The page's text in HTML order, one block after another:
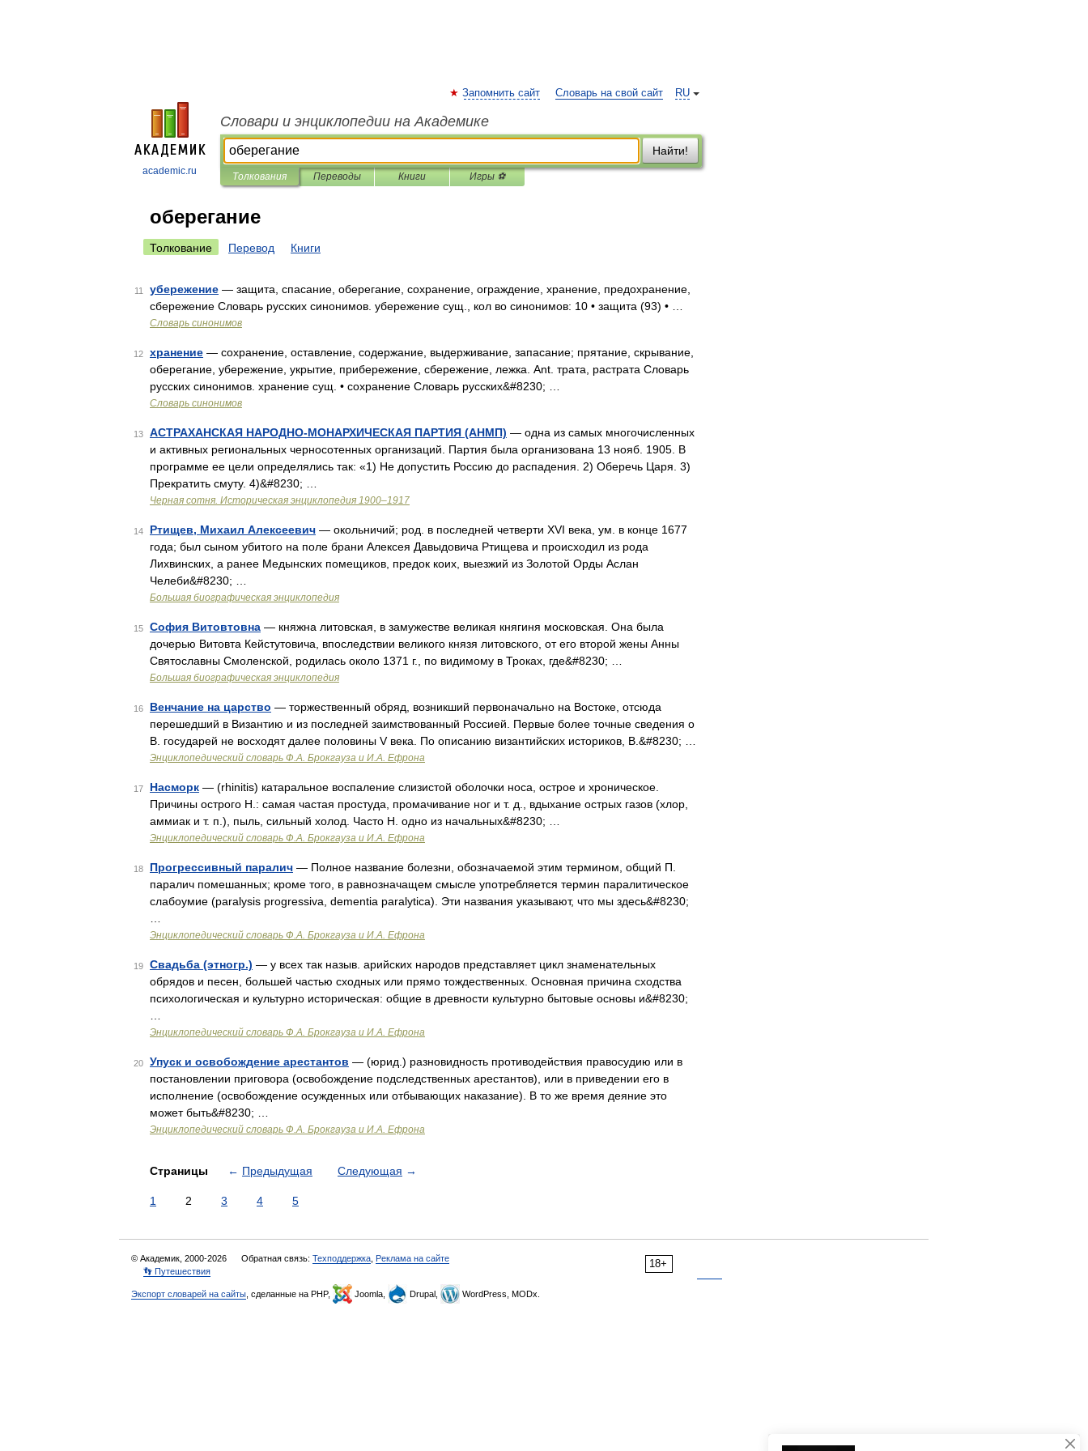
academic.ru
RU
Запомнить сайт Словарь на свой сайт
Словари и энциклопедии на Академике
Найти!
Толкования Переводы Книги Игры ⚽
оберегание
Толкование Перевод Книги
11 убережение — защита, спасание, оберегание, сохранение, ограждение, хранение, предохранение,
сбережение Словарь русских синонимов. убережение сущ., кол во синонимов: 10 • защита (93) • …
Словарь синонимов
12 хранение — сохранение, оставление, содержание, выдерживание, запасание; прятание, скрывание,
оберегание, убережение, укрытие, прибережение, сбережение, лежка. Ant. трата, растрата Словарь
русских синонимов. хранение сущ. • сохранение Словарь русских&#8230; …
Словарь синонимов
13 АСТРАХАНСКАЯ НАРОДНО-МОНАРХИЧЕСКАЯ ПАРТИЯ (АНМП) — одна из самых многочисленных
и активных региональных черносотенных организаций. Партия была организована 13 нояб. 1905. В
программе ее цели определялись так: «1) Не допустить Россию до распадения. 2) Оберечь Царя. 3)
Прекратить смуту. 4)&#8230; …
Черная сотня. Историческая энциклопедия 1900–1917
14 Ртищев, Михаил Алексеевич — окольничий; род. в последней четверти ХVІ века, ум. в конце 1677
года; был сыном убитого на поле брани Алексея Давыдовича Ртищева и происходил из рода
Лихвинских, а ранее Медынских помещиков, предок коих, выезжий из Золотой Орды Аслан
Челеби&#8230; …
Большая биографическая энциклопедия
15 София Витовтовна — княжна литовская, в замужестве великая княгиня московская. Она была
дочерью Витовта Кейстутовича, впоследствии великого князя литовского, от его второй жены Анны
Святославны Смоленской, родилась около 1371 г., по видимому в Троках, где&#8230; …
Большая биографическая энциклопедия
16 Венчание на царство — торжественный обряд, возникший первоначально на Востоке, отсюда
перешедший в Византию и из последней заимствованный Россией. Первые более точные сведения о
В. государей не восходят далее половины V века. По описанию византийских историков, В.&#8230; …
Энциклопедический словарь Ф.А. Брокгауза и И.А. Ефрона
17 Насморк — (rhinitis) катаральное воспаление слизистой оболочки носа, острое и хроническое.
Причины острого Н.: самая частая простуда, промачивание ног и т. д., вдыхание острых газов (хлор,
аммиак и т. п.), пыль, сильный холод. Часто Н. одно из начальных&#8230; …
Энциклопедический словарь Ф.А. Брокгауза и И.А. Ефрона
18 Прогрессивный паралич — Полное название болезни, обозначаемой этим термином, общий П.
паралич помешанных; кроме того, в равнозначащем смысле употребляется термин паралитическое
слабоумие (paralysis progressiva, dementia paralytica). Эти названия указывают, что мы здесь&#8230;
Энциклопедический словарь Ф.А. Брокгауза и И.А. Ефрона
19 Свадьба (этногр.) — у всех так назыв. арийских народов представляет цикл знаменательных
обрядов и песен, большей частью сходных или прямо тождественных. Основная причина сходства
психологическая и культурно историческая: общие в древности культурно бытовые основы и&#8230;
Энциклопедический словарь Ф.А. Брокгауза и И.А. Ефрона
20 Упуск и освобождение арестантов — (юрид.) разновидность противодействия правосудию или в
постановлении приговора (освобождение подследственных арестантов), или в приведении его в
исполнение (освобождение осужденных или отбывающих наказание). В то же время деяние это
может быть&#8230; …
Энциклопедический словарь Ф.А. Брокгауза и И.А. Ефрона
Страницы ← Предыдущая Следующая →
1 2 3 4 5
18+
© Академик, 2000-2026 Обратная связь: Техподдержка Реклама на сайте
👣 Путешествия
Экспорт словарей на сайты , сделанные на PHP, Joomla, Drupal, WordPress, MODx.